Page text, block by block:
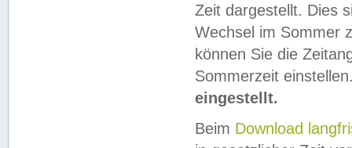
Zeit dargestellt. Dies
Wechsel im Sommer
können Sie die
Sommerzeit
eingestellt.
Beim Download